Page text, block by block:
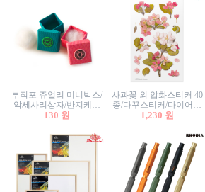
부직포 쥬얼리 미니박스/
악세사리상자/반지케이
스/반지상자/귀걸이상자/
130 원
사과꽃 외 압화스티커 40
종/다꾸스티커/다이어리
꾸미기/꽃스티커/자연물
1,230 원